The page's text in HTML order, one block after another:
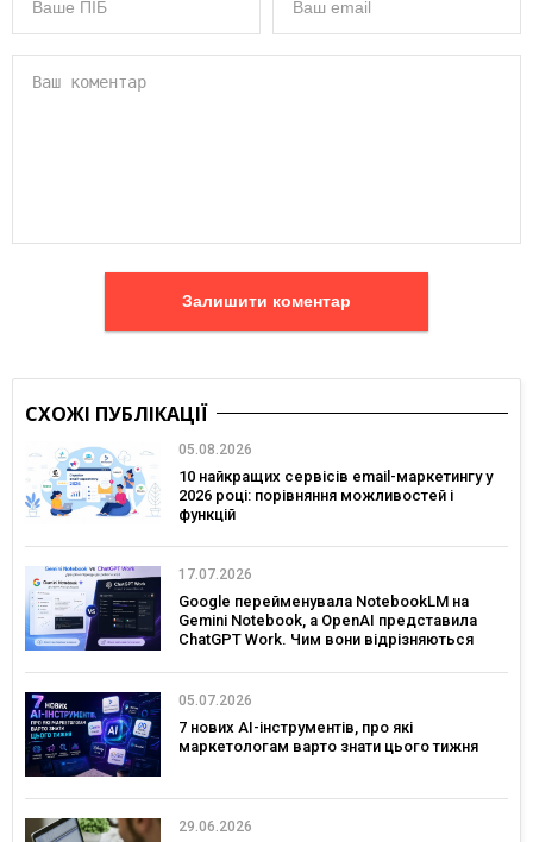
Залишити коментар
СХОЖІ ПУБЛІКАЦІЇ
05.08.2026
10 найкращих сервісів email-маркетингу у
2026 році: порівняння можливостей і
функцій
17.07.2026
Google перейменувала NotebookLM на
Gemini Notebook, а OpenAI представила
ChatGPT Work. Чим вони відрізняються
05.07.2026
7 нових AI-інструментів, про які
маркетологам варто знати цього тижня
29.06.2026